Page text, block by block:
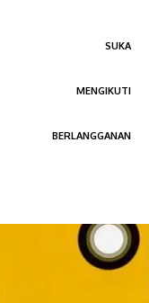
SUKA
MENGIKUTI
BERLANGGANAN